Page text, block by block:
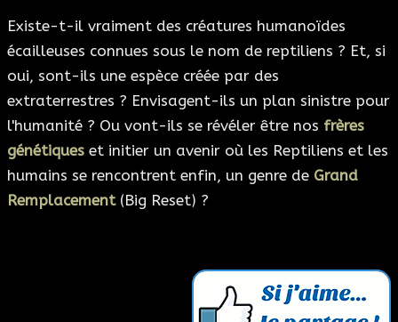
Existe-t-il vraiment des créatures humanoïdes
écailleuses connues sous le nom de reptiliens ? Et, si
oui, sont-ils une espèce créée par des
extraterrestres ? Envisagent-ils un plan sinistre pour
l'humanité ? Ou vont-ils se révéler être nos frères
génétiques et initier un avenir où les Reptiliens et les
humains se rencontrent enfin, un genre de Grand
Remplacement(Big Reset) ?